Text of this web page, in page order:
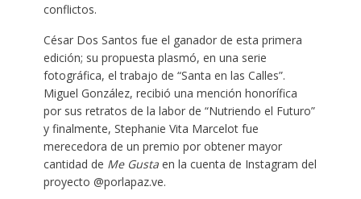
conflictos.
César Dos Santos fue el ganador de esta primera
edición; su propuesta plasmó, en una serie
fotográfica, el trabajo de “Santa en las Calles”.
Miguel González, recibió una mención honorífica
por sus retratos de la labor de “Nutriendo el Futuro”
y finalmente, Stephanie Vita Marcelot fue
merecedora de un premio por obtener mayor
cantidad de Me Gustaen la cuenta de Instagram del
proyecto @porlapaz.ve.